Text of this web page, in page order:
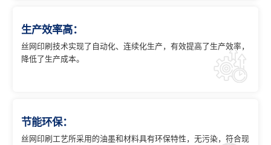
生产效率高：
丝网印刷技术实现了自动化、连续化生产，有效提高了生产效率，
降低了生产成本。
节能环保：
丝网印刷工艺所采用的油墨和材料具有环保特性，无污染，符合现